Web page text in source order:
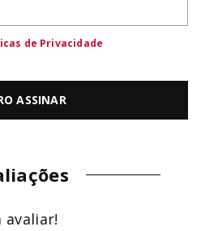
ASSINAR
de Privacidade
avaliar!